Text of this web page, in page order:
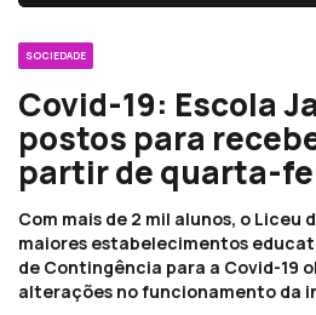
SOCIEDADE
Covid-19: Escola
postos para
partir de quarta-
Com mais de 2 mil alunos, o Liceu
maiores estabelecimentos
de Contingência para a Covid-19
alterações no funcionamento da